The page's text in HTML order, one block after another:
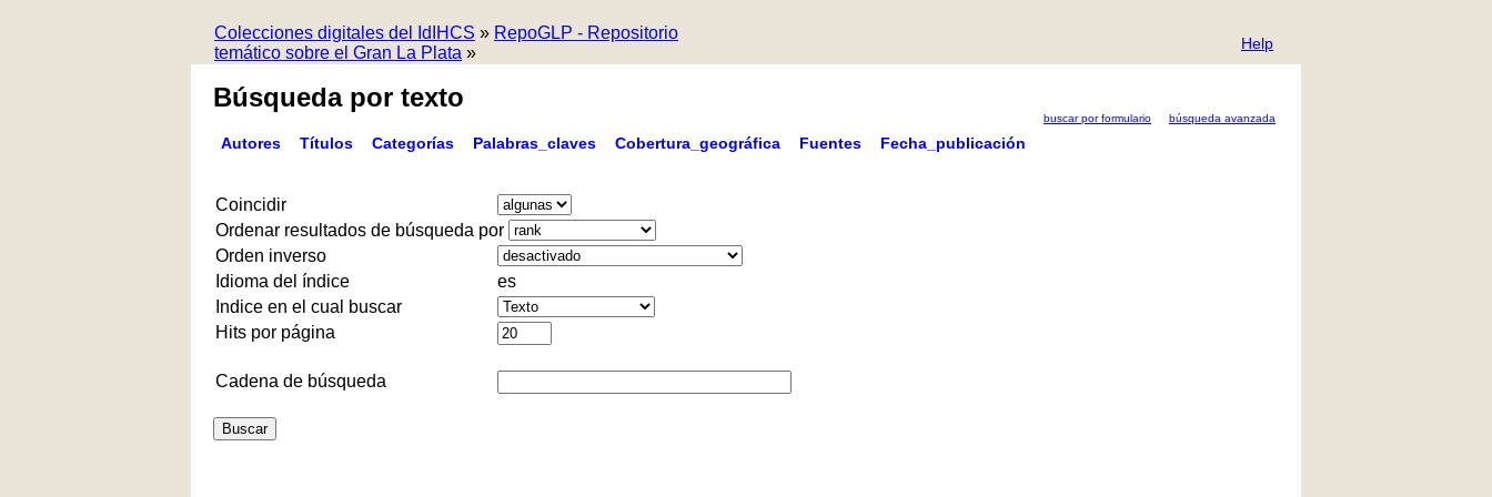
Colecciones digitales del IdIHCS » RepoGLP - Repositorio
temático sobre el Gran La Plata » Help
Búsqueda por texto
buscar por formulario búsqueda avanzada
Autores Títulos Categorías Palabras_claves Cobertura_geográfica Fuentes Fecha_publicación
Coincidir
Ordenar resultados de búsqueda por
Orden inverso
Idioma del índice
es
Indice en el cual buscar
Hits por página
Cadena de búsqueda